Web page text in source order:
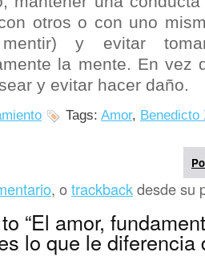
otros o con uno
y evitar
la mente. En vez
y evitar hacer daño.
Tags: Amor, Benedicto
, otrackbackdesde su
“El amor,
lo que le diferencia